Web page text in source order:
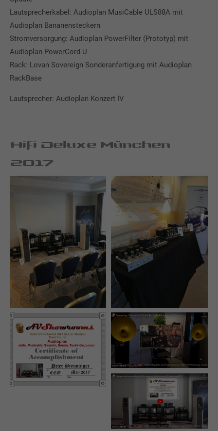
Lautsprecherkabel: Audioplan MusiCable ULS88A mit
Audioplan Bananensteckern
Stromversorgung: Audioplan PowerFilter (Prototyp) mit
Audioplan PowerCord U
Rack: Lovan Sovereign Sonderanfertigung mit Audioplan
RackBase
Lautsprecher: Audioplan Konzert IV
Hifi Deluxe München
2017